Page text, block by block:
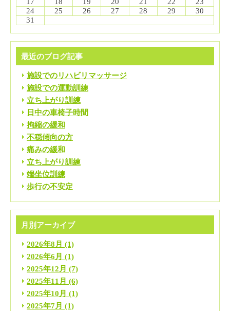
24
25 26 27 28 29
30
31
最近のブログ記事
施設でのリハビリマッサージ
施設での運動訓練
立ち上がり訓練
日中の車椅子時間
拘縮の緩和
不穏傾向の方
痛みの緩和
立ち上がり訓練
端坐位訓練
歩行の不安定
月別アーカイブ
2026年8月 (1)
2026年6月 (1)
2025年12月 (7)
2025年11月 (6)
2025年10月 (1)
2025年7月 (1)